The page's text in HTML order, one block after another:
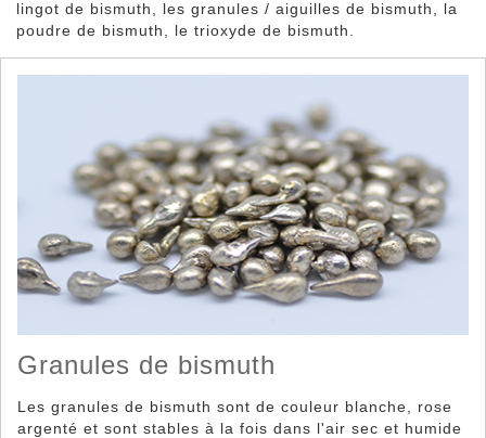
Aiguille de bismuth
lingot de bismuth, les granules / aiguilles de bismuth, la
poudre de bismuth, le trioxyde de bismuth.
Granules de bismuth
Les granules de bismuth sont de couleur blanche, rose
argenté et sont stables à la fois dans l'air sec et humide